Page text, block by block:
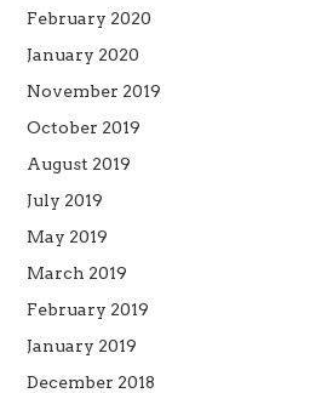
February 2020
January 2020
November 2019
October 2019
August 2019
July 2019
May 2019
March 2019
February 2019
January 2019
December 2018